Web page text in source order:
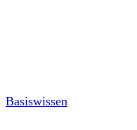
Basiswissen